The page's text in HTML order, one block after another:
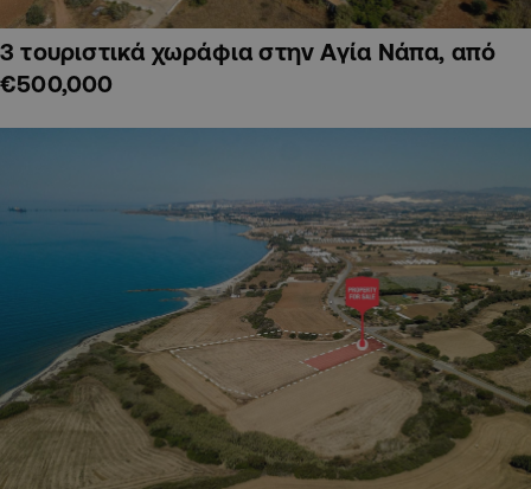
3 τουριστικά χωράφια στην Αγία Νάπα, από
€500,000